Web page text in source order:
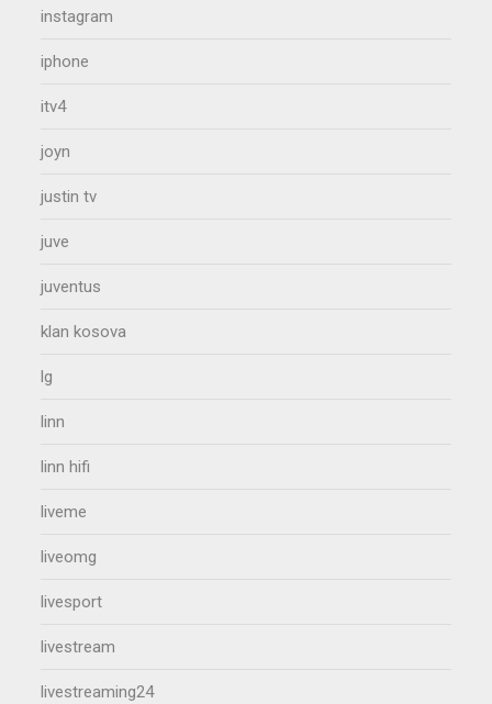
instagram
iphone
itv4
joyn
justin tv
juve
juventus
klan kosova
lg
linn
linn hifi
liveme
liveomg
livesport
livestream
livestreaming24